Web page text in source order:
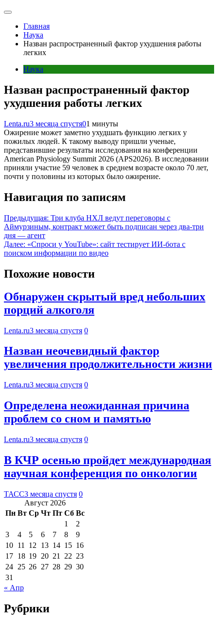
Главная
Наука
Назван распространенный фактор ухудшения работы
легких
Наука
Назван распространенный фактор
ухудшения работы легких
Lenta.ru3 месяца спустя01 минуты
Ожирение может заметно ухудшать функцию легких у
пожилых людей. К такому выводу пришли ученые,
представившие результаты исследования на конференции
American Physiology Summit 2026 (APS2026). В исследовании
приняли участие 59 человек в среднем возрасте около 70 лет,
почти у половины из которых было ожирение.
Навигация по записям
Предыдущая: Три клуба НХЛ ведут переговоры с
Аймурзиным, контракт может быть подписан через два‑три
дня — агент
Далее: «Спроси у YouTube»: сайт тестирует ИИ-бота с
поиском информации по видео
Похожие новости
Обнаружен скрытый вред небольших
порций алкоголя
Lenta.ru3 месяца спустя 0
Назван неочевидный фактор
увеличения продолжительности жизни
Lenta.ru3 месяца спустя 0
Определена неожиданная причина
проблем со сном и памятью
Lenta.ru3 месяца спустя 0
В КЧР осенью пройдет международная
научная конференция по онкологии
ТАСС3 месяца спустя 0
Август 2026
Пн Вт Ср Чт Пт Сб Вс
1
2
3
4 5 6 7 8
9
10 11 12 13 14 15 16
17 18 19 20 21 22 23
24 25 26 27 28 29 30
31
« Апр
Рубрики